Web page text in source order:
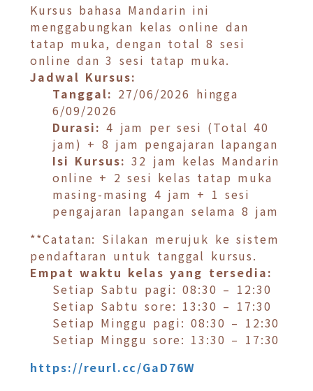
Kursus bahasa Mandarin ini
menggabungkan kelas online dan
tatap muka, dengan total 8 sesi
online dan 3 sesi tatap muka.
Jadwal Kursus:
Tanggal: 27/06/2026 hingga
6/09/2026
Durasi: 4 jam per sesi (Total 40
jam) + 8 jam pengajaran lapangan
Isi Kursus: 32 jam kelas Mandarin
online + 2 sesi kelas tatap muka
masing-masing 4 jam + 1 sesi
pengajaran lapangan selama 8 jam
**Catatan: Silakan merujuk ke sistem
pendaftaran untuk tanggal kursus.
Empat waktu kelas yang tersedia:
Setiap Sabtu pagi: 08:30 – 12:30
Setiap Sabtu sore: 13:30 – 17:30
Setiap Minggu pagi: 08:30 – 12:30
Setiap Minggu sore: 13:30 – 17:30
https://reurl.cc/GaD76W